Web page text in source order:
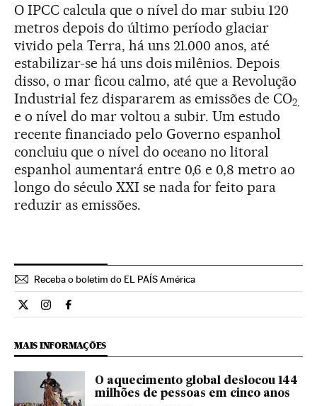
O IPCC calcula que o nível do mar subiu 120
metros depois do último período glaciar
vivido pela Terra, há uns 21.000 anos, até
estabilizar-se há uns dois milênios. Depois
disso, o mar ficou calmo, até que a Revolução
Industrial fez dispararem as emissões de CO2,
e o nível do mar voltou a subir. Um estudo
recente financiado pelo Governo espanhol
concluiu que o nível do oceano no litoral
espanhol aumentará entre 0,6 e 0,8 metro ao
longo do século XXI se nada for feito para
reduzir as emissões.
Receba o boletim do EL PAÍS América
Ciencia El País Brasil en Twitter
Ciencia El País Brasil en Instagram
Ciencia El País Brasil en Facebook
MAIS INFORMAÇÕES
O aquecimento global deslocou 144
milhões de pessoas em cinco anos